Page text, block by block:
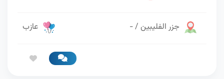
جزر الفليبين / - عازب